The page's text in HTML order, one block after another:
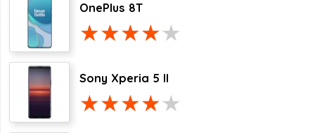
OnePlus 8T
Sony Xperia 5 II